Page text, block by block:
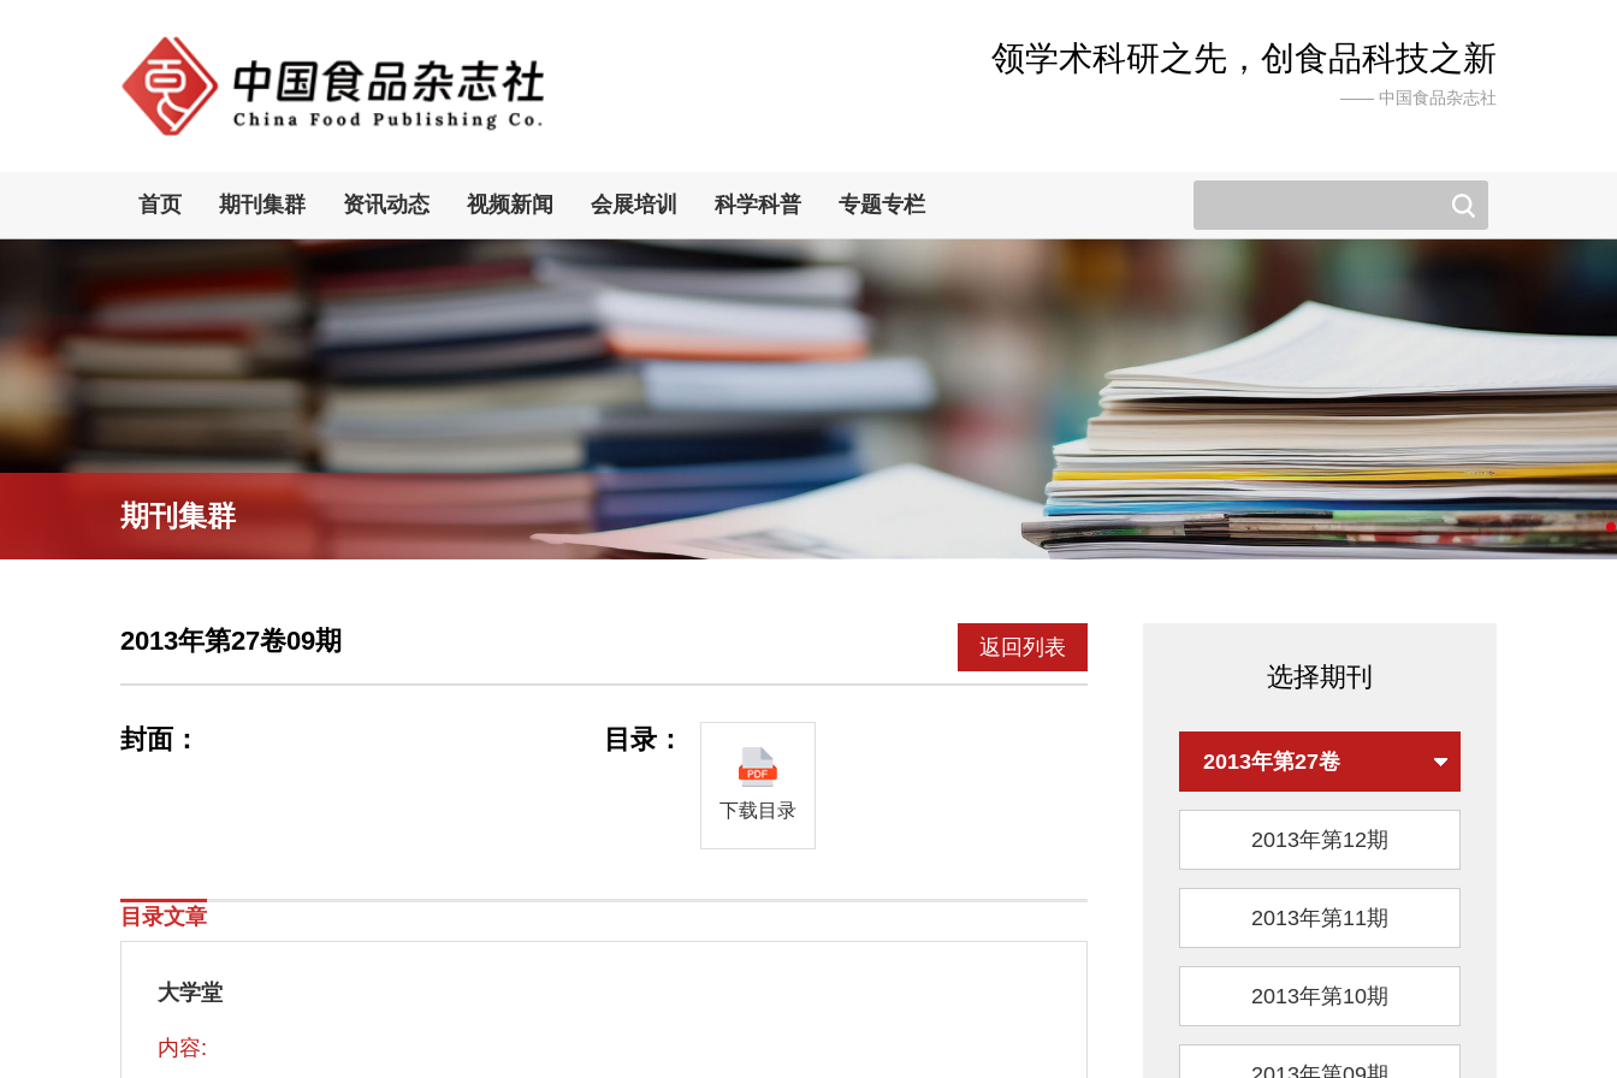
领学术科研之先，创食品科技之新
—— 中国食品杂志社
首页 期刊集群 资讯动态 视频新闻 会展培训 科学科普 专题专栏
期刊集群
2013年第27卷09期 返回列表
封面： 目录：
下载目录
目录文章
大学堂
内容:
选择期刊
2013年第27卷
2013年第12期
2013年第11期
2013年第10期